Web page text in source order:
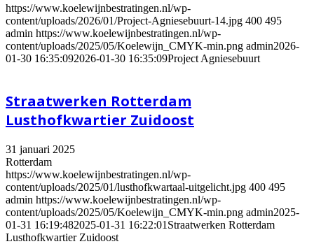
https://www.koelewijnbestratingen.nl/wp-
content/uploads/2026/01/Project-Agniesebuurt-14.jpg 400 495
admin https://www.koelewijnbestratingen.nl/wp-
content/uploads/2025/05/Koelewijn_CMYK-min.png admin2026-
01-30 16:35:092026-01-30 16:35:09Project Agniesebuurt
Straatwerken Rotterdam
Lusthofkwartier Zuidoost
31 januari 2025
Rotterdam
https://www.koelewijnbestratingen.nl/wp-
content/uploads/2025/01/lusthofkwartaal-uitgelicht.jpg 400 495
admin https://www.koelewijnbestratingen.nl/wp-
content/uploads/2025/05/Koelewijn_CMYK-min.png admin2025-
01-31 16:19:482025-01-31 16:22:01 Straatwerken Rotterdam
Lusthofkwartier Zuidoost